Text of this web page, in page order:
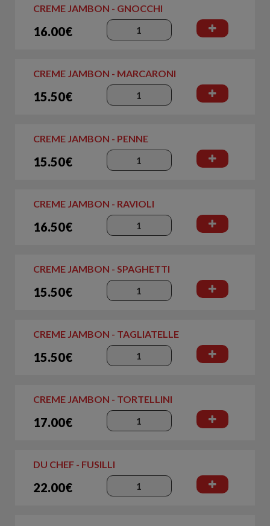
CREME JAMBON - GNOCCHI
16.00€
CREME JAMBON - MARCARONI
15.50€
CREME JAMBON - PENNE
15.50€
CREME JAMBON - RAVIOLI
16.50€
CREME JAMBON - SPAGHETTI
15.50€
CREME JAMBON - TAGLIATELLE
15.50€
CREME JAMBON - TORTELLINI
17.00€
DU CHEF - FUSILLI
22.00€